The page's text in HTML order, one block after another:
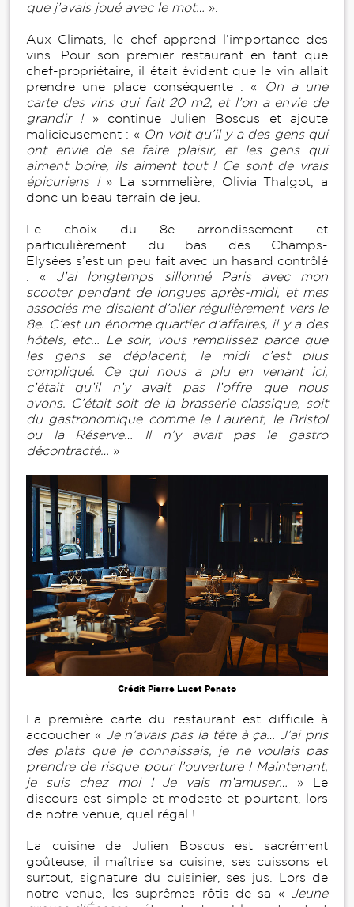
que j’avais joué avec le mot… ».
Aux Climats, le chef apprend l’importance des
vins. Pour son premier restaurant en tant que
chef-propriétaire, il était évident que le vin allait
prendre une place conséquente : «
On a une
carte des vins qui fait 20 m2, et l’on a envie de
grandir ! » continue Julien Boscus et ajoute
malicieusement : « On voit qu’il y a des gens qui
ont envie de se faire plaisir, et les gens qui
aiment boire, ils aiment tout ! Ce sont de vrais
épicuriens ! » La sommelière, Olivia Thalgot, a
donc un beau terrain de jeu.
Le choix du 8e arrondissement et
particulièrement du bas des Champs-
Elysées s’est un peu fait avec un hasard contrôlé
: « J’ai longtemps sillonné Paris avec mon
scooter pendant de longues après-midi, et mes
associés me disaient d’aller régulièrement vers le
8e. C’est un énorme quartier d’affaires, il y a des
hôtels, etc… Le soir, vous remplissez parce que
les gens se déplacent, le midi c’est plus
compliqué. Ce qui nous a plu en venant ici,
c’était qu’il n’y avait pas l’offre que nous
avons. C’était soit de la brasserie classique, soit
du gastronomique comme le Laurent, le Bristol
ou la Réserve… Il n’y avait pas le gastro
décontracté… »
Crédit Pierre Lucet Penato
La première carte du restaurant est difficile à
accoucher « Je n’avais pas la tête à ça… J’ai pris
des plats que je connaissais, je ne voulais pas
prendre de risque pour l’ouverture ! Maintenant,
je suis chez moi ! Je vais m’amuser… » Le
discours est simple et modeste et pourtant, lors
de notre venue, quel régal !
La cuisine de Julien Boscus est sacrément
goûteuse, il maîtrise sa cuisine, ses cuissons et
surtout, signature du cuisinier, ses jus. Lors de
notre venue, les suprêmes rôtis de sa « Jeune